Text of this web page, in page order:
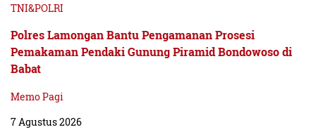
TNI&POLRI
Polres Lamongan Bantu Pengamanan Prosesi
Pemakaman Pendaki Gunung Piramid Bondowoso di
Babat
Memo Pagi
7 Agustus 2026